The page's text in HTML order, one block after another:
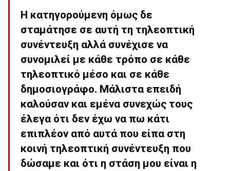
Η κατηγορούμενη όμως δε
σταμάτησε σε αυτή τη τηλεοπτική
συνέντευξη αλλά συνέχισε να
συνομιλεί με κάθε τρόπο σε κάθε
τηλεοπτικό μέσο και σε κάθε
δημοσιογράφο. Μάλιστα επειδή
καλούσαν και εμένα συνεχώς τους
έλεγα ότι δεν έχω να πω κάτι
επιπλέον από αυτά που είπα στη
κοινή τηλεοπτική συνέντευξη που
δώσαμε και ότι η στάση μου είναι η